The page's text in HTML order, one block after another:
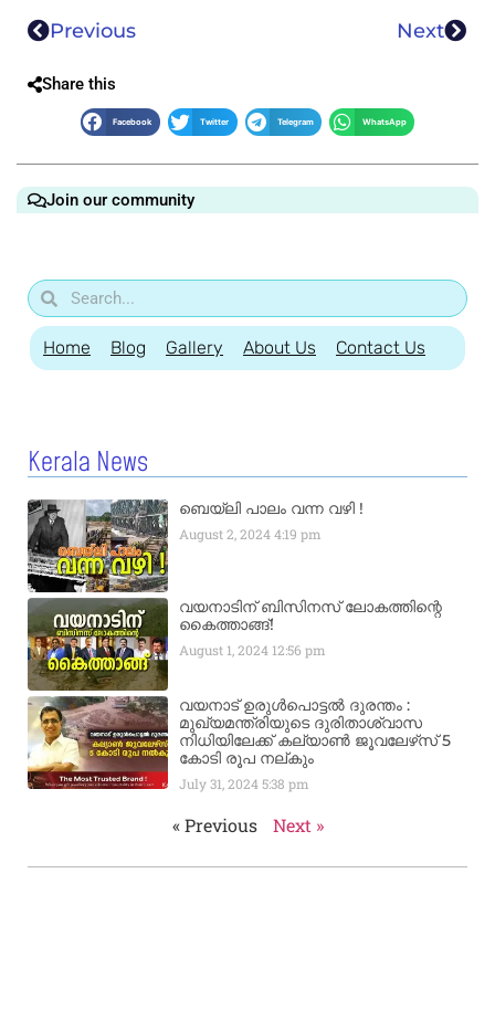
Previous Next
Share this
Facebook Twitter Telegram WhatsApp
Join our community
Home Blog Gallery About Us Contact Us
Kerala News
ബെയ്‌ലി പാലം വന്ന വഴി !
August 2, 20244:19 pm
വയനാടിന് ബിസിനസ് ലോകത്തിന്റെ
കൈത്താങ്ങ്!
August 1, 2024 12:56 pm
വയനാട് ഉരുള്‍പൊട്ടൽ ദുരന്തം :
മുഖ്യമന്ത്രിയുടെ ദുരിതാശ്വാസ
നിധിയിലേക്ക് കല്യാണ്‍ ജൂവലേഴ്‌സ് 5
കോടി രൂപ നല്‌കും
July 31, 20245:38 pm
« Previous Next »